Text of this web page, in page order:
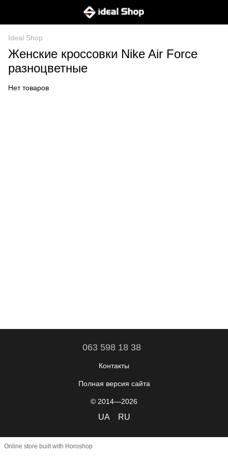
Ideal Shop
Женские кроссовки Nike Air Force
разноцветные
Нет товаров
063 598 18 38
Контакты
Полная версия сайта
© 2014—2026
UA RU
Online store built with Horoshop